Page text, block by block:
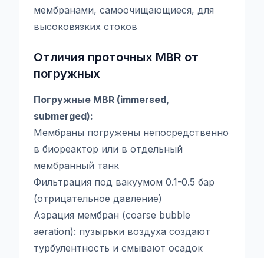
мембранами, самоочищающиеся, для
высоковязких стоков
Отличия проточных MBR от
погружных
Погружные MBR (immersed,
submerged):
Мембраны погружены непосредственно
в биореактор или в отдельный
мембранный танк
Фильтрация под вакуумом 0.1-0.5 бар
(отрицательное давление)
Аэрация мембран (coarse bubble
aeration): пузырьки воздуха создают
турбулентность и смывают осадок